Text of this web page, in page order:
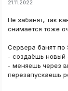
21.11.2022
Не забанят, так
снимается тоже
Сервера банят по
- создаёшь новый
- меняешь через
перезапускаешь